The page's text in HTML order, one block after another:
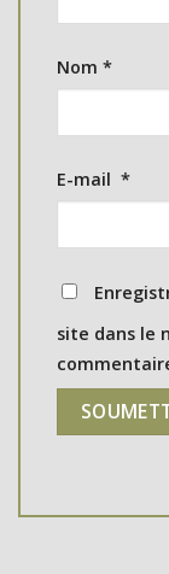
Nom *
E-mail *
site dans le